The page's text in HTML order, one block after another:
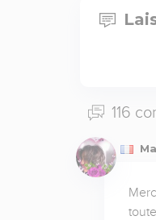
116